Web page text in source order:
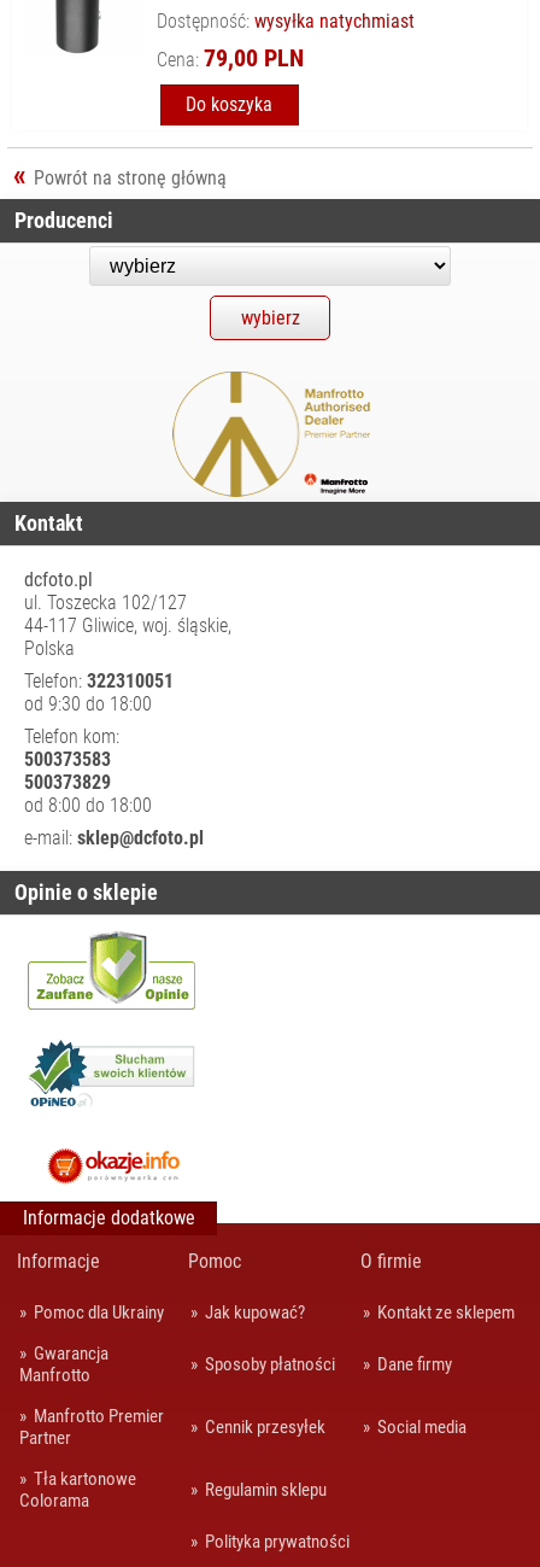
Dostępność:wysyłka natychmiast
Cena:79,00 PLN
Do koszyka
Powrót na stronę główną
Producenci
Kontakt
dcfoto.pl
ul. Toszecka 102/127
44-117 Gliwice, woj. śląskie,
Polska
Telefon: 322310051
od 9:30 do 18:00
Telefon kom:
500373583
500373829
od 8:00 do 18:00
e-mail: sklep@dcfoto.pl
Opinie o sklepie
Informacje dodatkowe
Informacje
Pomoc O firmie
Pomoc dla Ukrainy Jak kupować?
Kontakt ze sklepem
Gwarancja
Manfrotto
Sposoby płatności Dane firmy
Manfrotto Premier
Partner
Cennik przesyłek Social media
Tła kartonowe
Colorama
Regulamin sklepu
Polityka prywatności